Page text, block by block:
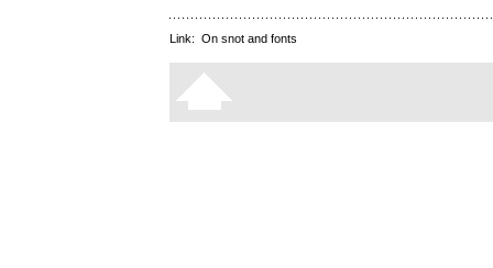
Link: On snot and fonts